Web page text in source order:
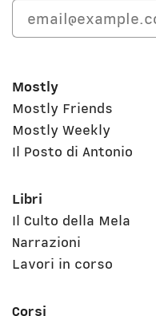
Mostly
Mostly Friends
Mostly Weekly
Il Posto di Antonio
Libri
Il Culto della Mela
Narrazioni
Lavori in corso
Corsi